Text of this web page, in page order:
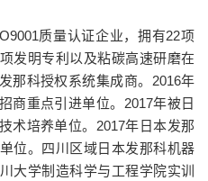
质量认证企业，拥有22项
发明专利以及粘碳高速研磨在
那科授权系统集成商。2016年
商重点引进单位。2017年被日
术培养单位。2017年日本发那
位。四川区域日本发那科机器
大学制造科学与工程学院实训